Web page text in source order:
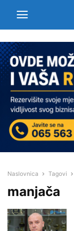
Naslovnica Tagovi
manjača